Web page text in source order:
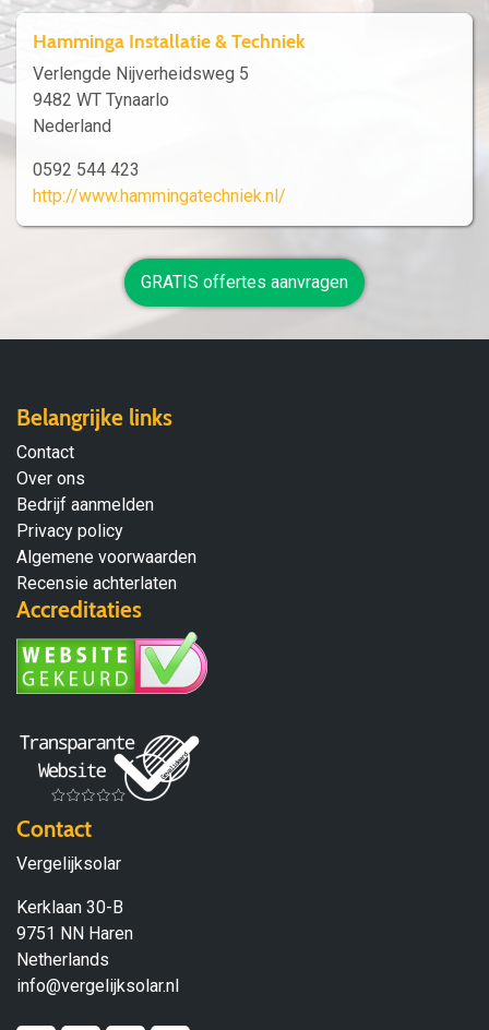
Hamminga Installatie & Techniek
Verlengde Nijverheidsweg 5
9482 WT Tynaarlo
Nederland
0592 544 423
http://www.hammingatechniek.nl/
GRATIS offertes aanvragen
Belangrijke links
Contact
Over ons
Bedrijf aanmelden
Privacy policy
Algemene voorwaarden
Recensie achterlaten
Accreditaties
Contact
Vergelijksolar
Kerklaan 30-B
9751 NN Haren
Netherlands
info@vergelijksolar.nl